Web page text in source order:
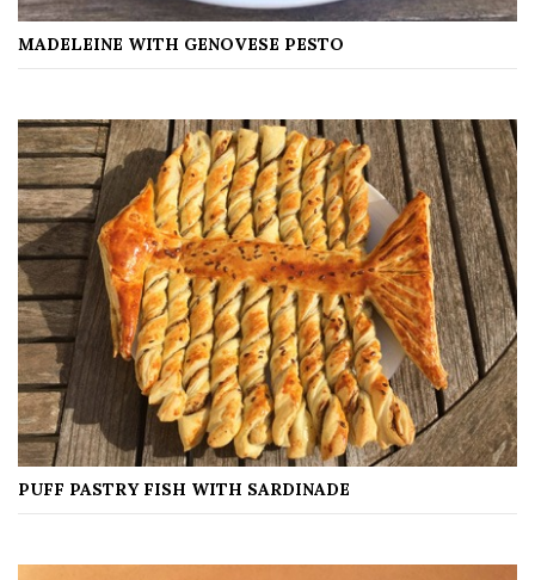
MADELEINE WITH GENOVESE PESTO
PUFF PASTRY FISH WITH SARDINADE